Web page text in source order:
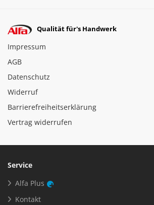
Qualität für's Handwerk
Impressum
AGB
Datenschutz
Widerruf
Barrierefreiheitserklärung
Vertrag widerrufen
Service
Alfa Plus
Kontakt